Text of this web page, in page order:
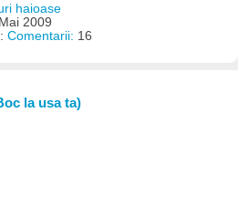
haioase
2009
Comentarii: 16
la usa ta)